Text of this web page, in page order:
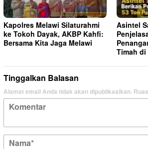
Kapolres Melawi Silaturahmi
ke Tokoh Dayak, AKBP Kahfi:
Bersama Kita Jaga Melawi
Asintel
Timah di
Tinggalkan Balasan
Alamat email Anda tidak akan dipublikasikan.